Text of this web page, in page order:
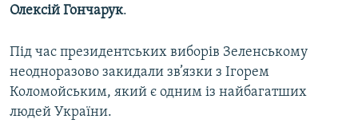
Олексій Гончарук.
Під час президентських виборів Зеленському
неодноразово закидали зв’язки з Ігорем
Коломойським, який є одним із найбагатших
людей України.